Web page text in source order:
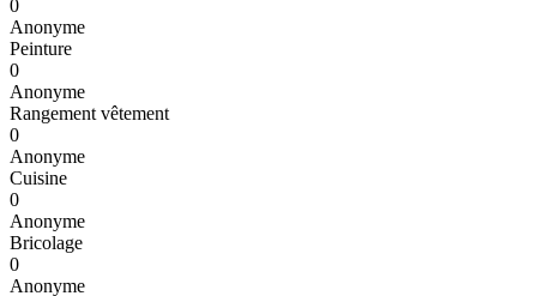
0
Anonyme
Peinture
0
Anonyme
Rangement vêtement
0
Anonyme
Cuisine
0
Anonyme
Bricolage
0
Anonyme